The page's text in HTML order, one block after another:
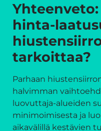
hinta-
tarkoittaa?
Parhaan
halvimman
luovuttaja-alueiden
minimoimisesta ja
aikavälillä kestävien